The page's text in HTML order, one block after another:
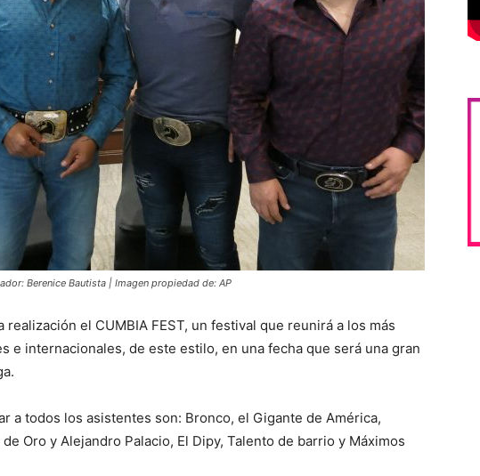
Berenice Bautista | Imagen propiedad de: AP
el CUMBIA FEST, un festival que reunirá a los más
e internacionales, de este estilo, en una fecha que será una gran
a todos los asistentes son: Bronco, el Gigante de América,
Oro y Alejandro Palacio, El Dipy, Talento de barrio y Máximos